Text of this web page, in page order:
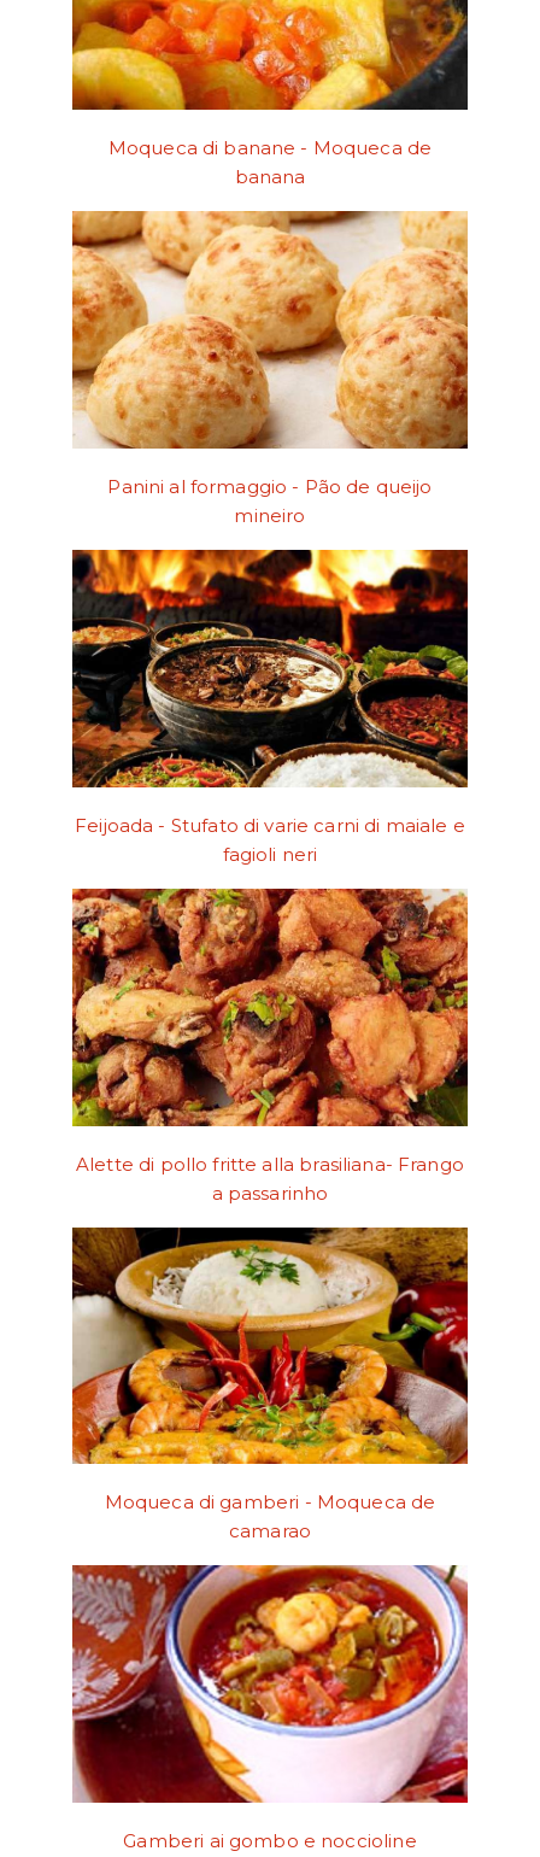
Moqueca di banane - Moqueca de
banana
Panini al formaggio - Pão de queijo
mineiro
Feijoada - Stufato di varie carni di maiale e
fagioli neri
Alette di pollo fritte alla brasiliana- Frango
a passarinho
Moqueca di gamberi - Moqueca de
camarao
Gamberi ai gombo e noccioline